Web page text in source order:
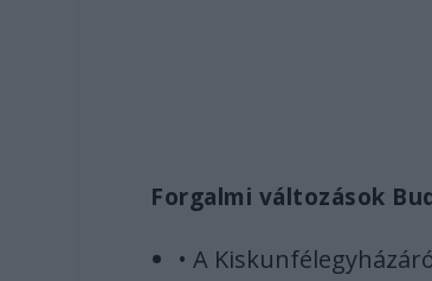
Forgalmi változások
• A